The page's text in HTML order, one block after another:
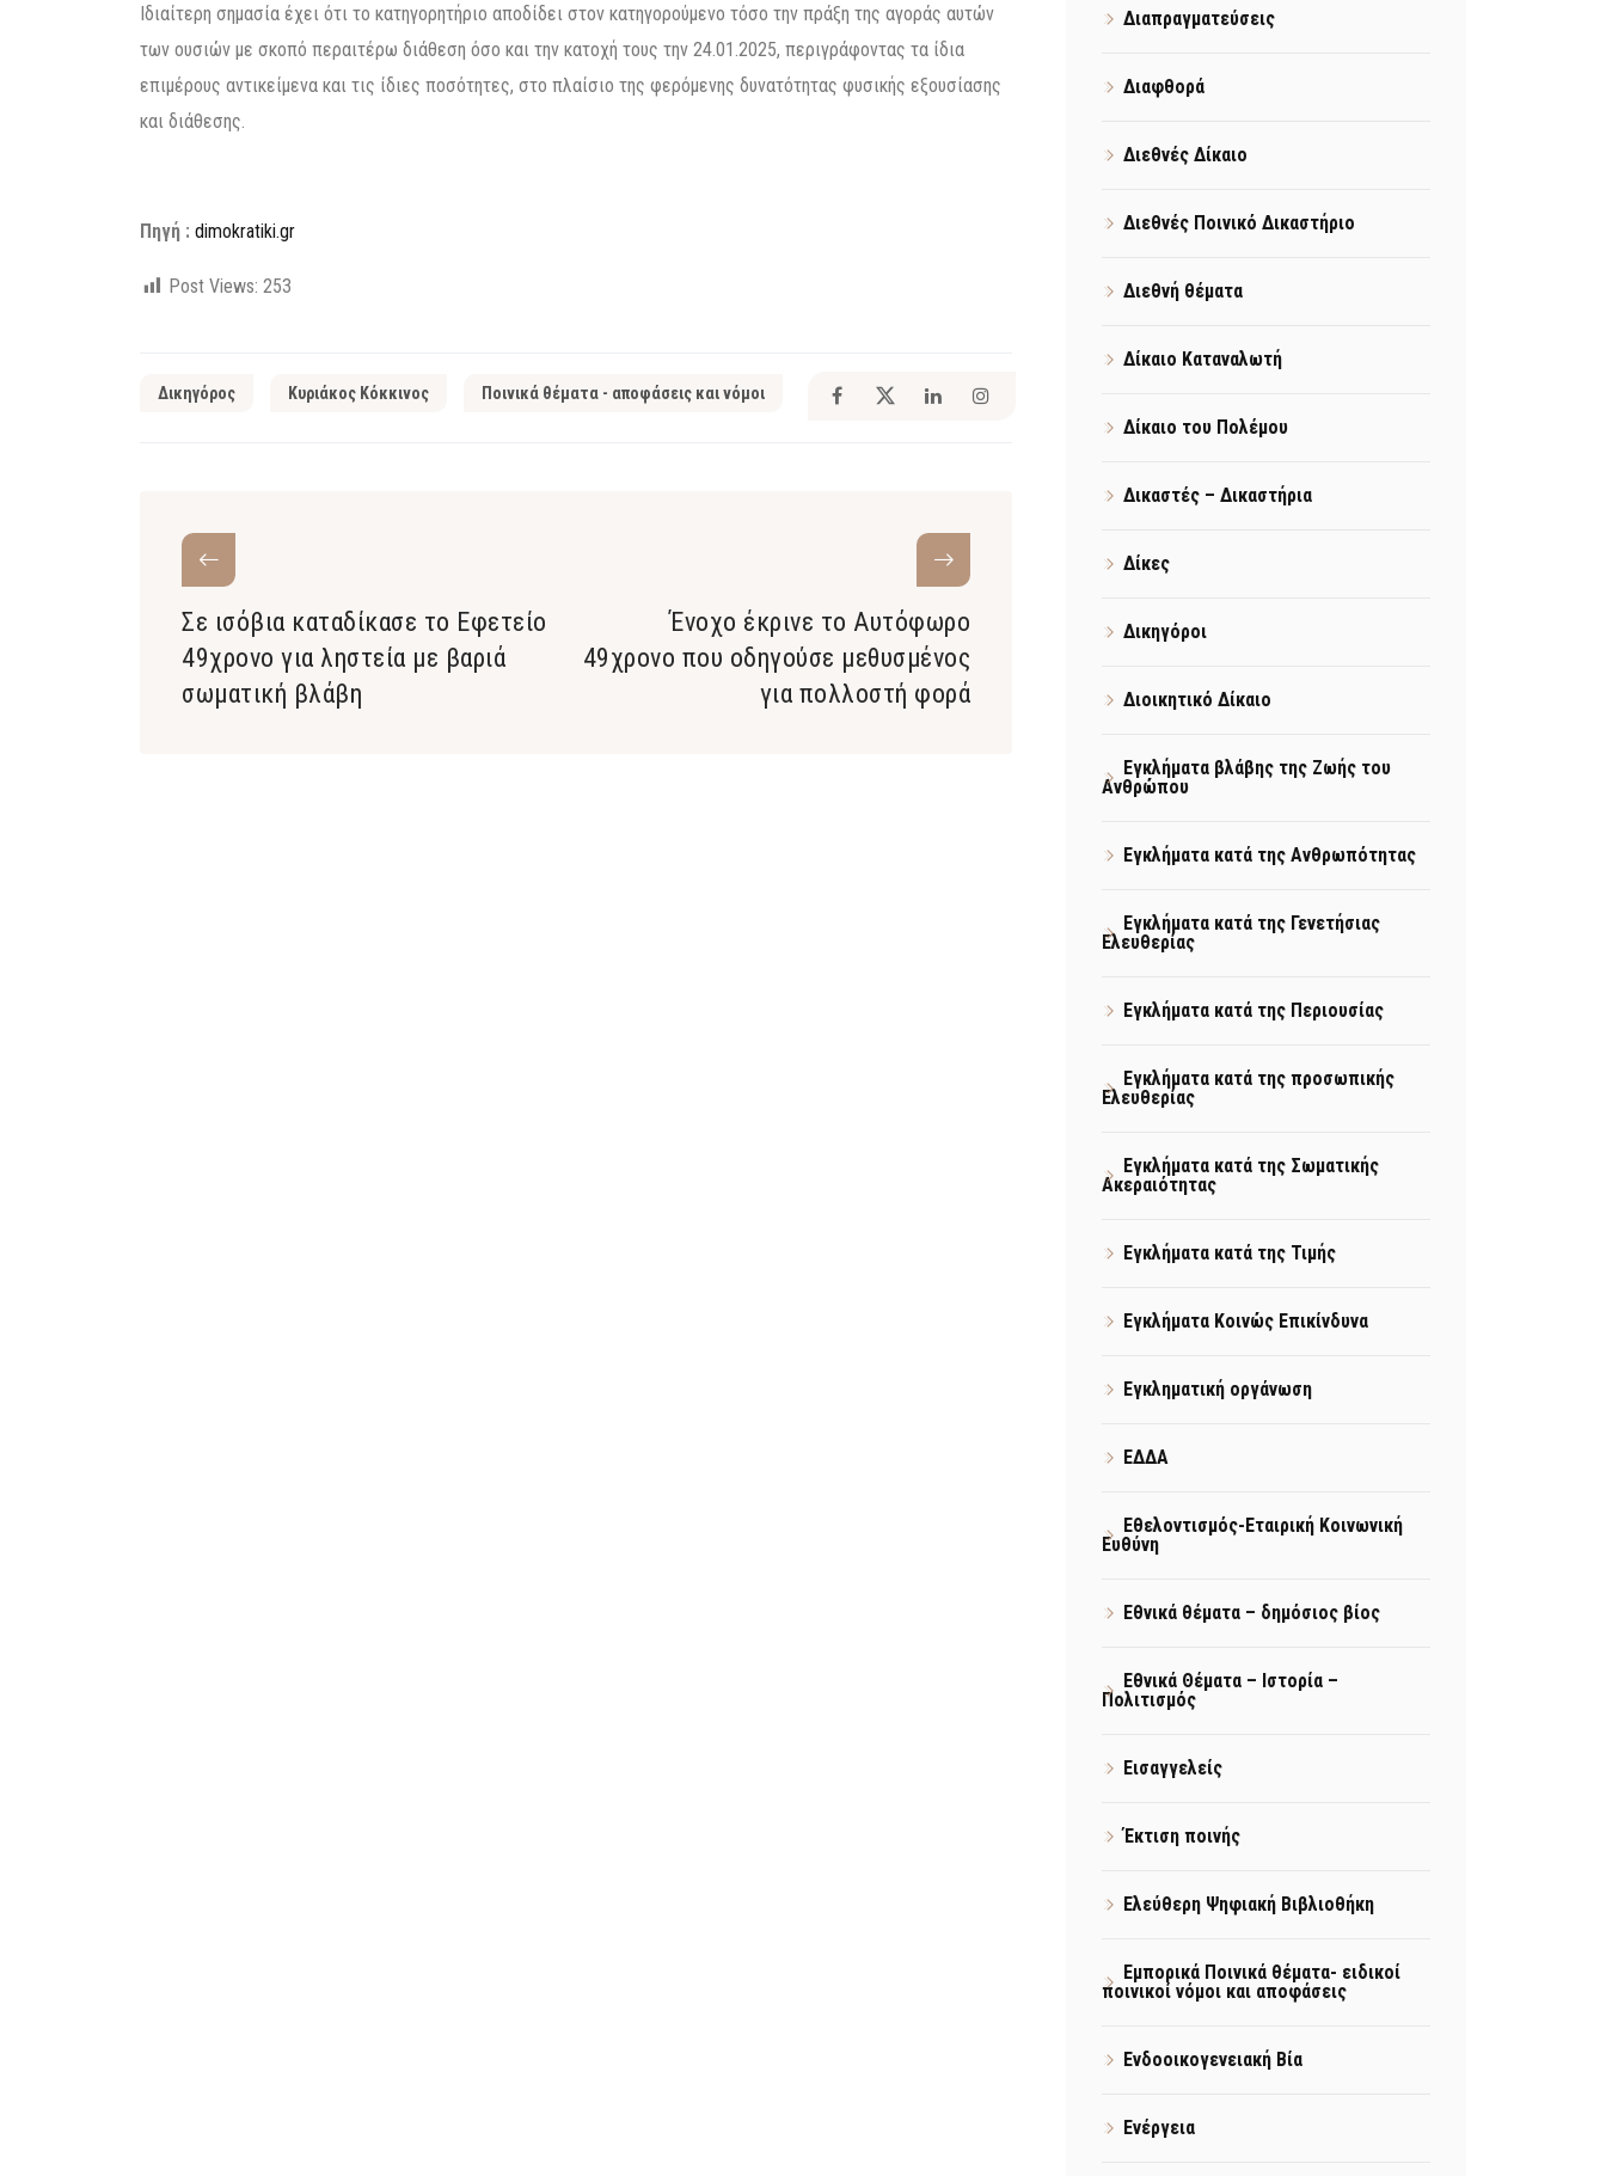
Ιδιαίτερη σημασία έχει ότι το κατηγορητήριο αποδίδει στον κατηγορούμενο τόσο την πράξη της αγοράς αυτών
των ουσιών με σκοπό περαιτέρω διάθεση όσο και την κατοχή τους την 24.01.2025, περιγράφοντας τα ίδια
επιμέρους αντικείμενα και τις ίδιες ποσότητες, στο πλαίσιο της φερόμενης δυνατότητας φυσικής εξουσίασης
και διάθεσης.
Πηγή : dimokratiki.gr
Post Views: 253
Δικηγόρος Κυριάκος Κόκκινος Ποινικά θέματα - αποφάσεις και νόμοι
Σε ισόβια καταδίκασε το Εφετείο
49χρονο για ληστεία με βαριά
σωματική βλάβη
Ένοχο έκρινε το Αυτόφωρο
49χρονο που οδηγούσε μεθυσμένος
για πολλοστή φορά
Διαπραγματεύσεις
Διαφθορά
Διεθνές Δίκαιο
Διεθνές Ποινικό Δικαστήριο
Διεθνή θέματα
Δίκαιο Καταναλωτή
Δίκαιο του Πολέμου
Δικαστές – Δικαστήρια
Δίκες
Δικηγόροι
Διοικητικό Δίκαιο
Εγκλήματα βλάβης της Ζωής του
Ανθρώπου
Εγκλήματα κατά της Ανθρωπότητας
Εγκλήματα κατά της Γενετήσιας
Ελευθερίας
Εγκλήματα κατά της Περιουσίας
Εγκλήματα κατά της προσωπικής
Ελευθερίας
Εγκλήματα κατά της Σωματικής
Ακεραιότητας
Εγκλήματα κατά της Τιμής
Εγκλήματα Κοινώς Επικίνδυνα
Εγκληματική οργάνωση
ΕΔΔΑ
Εθελοντισμός-Εταιρική Κοινωνική
Ευθύνη
Εθνικά θέματα – δημόσιος βίος
Εθνικά Θέματα – Ιστορία –
Πολιτισμός
Εισαγγελείς
Έκτιση ποινής
Ελεύθερη Ψηφιακή Βιβλιοθήκη
Εμπορικά Ποινικά θέματα- ειδικοί
ποινικοί νόμοι και αποφάσεις
Ενδοοικογενειακή Βία
Ενέργεια